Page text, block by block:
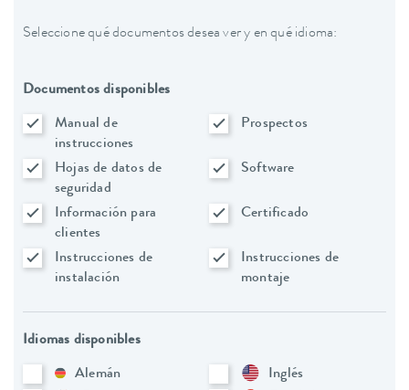
Seleccione qué documentos desea ver y en qué idioma:
Documentos disponibles
Manual de
instrucciones
Prospectos
Hojas de datos de
seguridad
Software
Información para
clientes
Certificado
Instrucciones de
instalación
Instrucciones de
montaje
Idiomas disponibles
Alemán
Inglés